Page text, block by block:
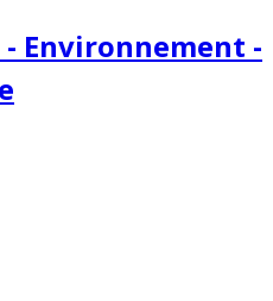
- Environnement -